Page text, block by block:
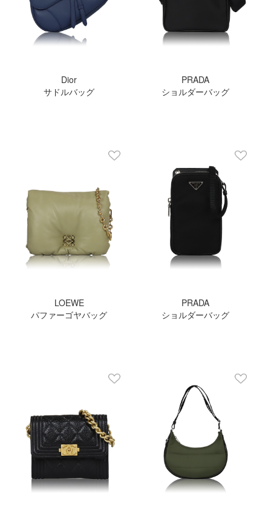
Dior
サドルバッグ
PRADA
ショルダーバッグ
LOEWE
パファーゴヤバッグ
PRADA
ショルダーバッグ